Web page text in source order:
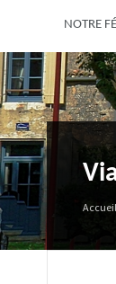
NOTRE
Accueil